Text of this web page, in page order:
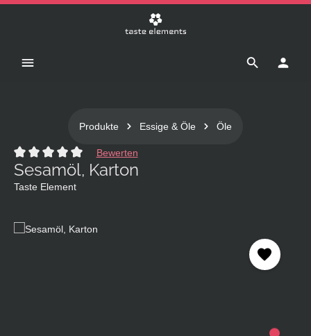
Produkte Essige & Öle Öle
Durchschnittliche Bewertung von 0 von 5 Sternen
Bewerten
Sesamöl, Karton
Taste Element
Bildergalerie überspringen